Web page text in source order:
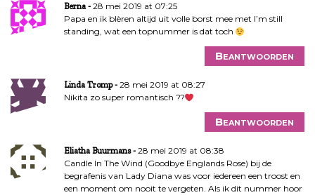
Berna
28 mei 2019 at 07:25
Papa en ik blèren altijd uit volle borst mee met I’m still
standing, wat een topnummer is dat toch
Beantwoorden
Linda Tromp
28 mei 2019 at 08:27
Nikita zo super romantisch ??
Beantwoorden
Eliatha Buurmans
28 mei 2019 at 08:38
Candle In The Wind (Goodbye Englands Rose) bij de
begrafenis van Lady Diana was voor iedereen een troost en
een moment om nooit te vergeten. Als ik dit nummer hoor